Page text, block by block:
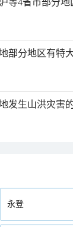
等4省市部分
部分地区有特
发生山洪灾害
永登